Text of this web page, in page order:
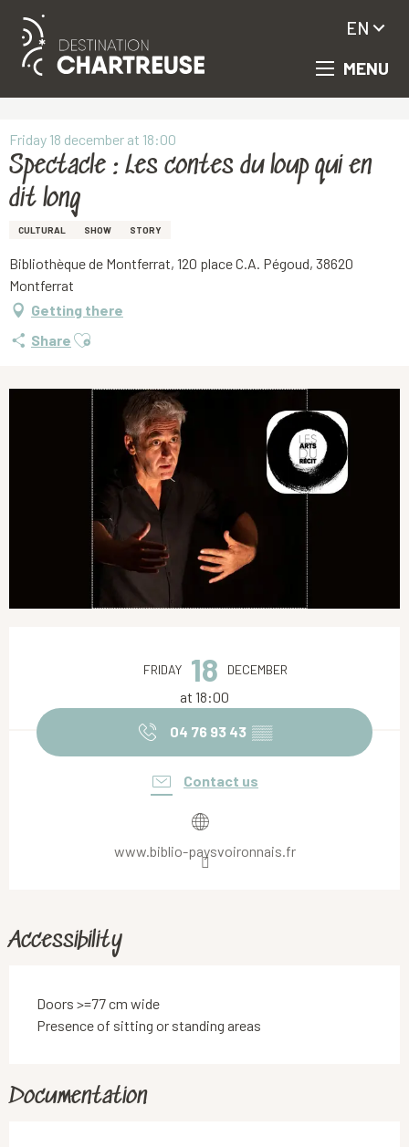
Aller
principal
MENU
EN
Friday 18 december at 18:00
Spectacle : Les contes du loup qui en
dit long
CULTURAL SHOW STORY
Bibliothèque de Montferrat, 120 place C.A. Pégoud, 38620
Montferrat
Getting there
Share Ajouter aux favoris
FRIDAY 18 DECEMBER
at 18:00
04 76 93 43 ▒▒
Contact us
www.biblio-paysvoironnais.fr
Accessibility
Doors >=77 cm wide
Presence of sitting or standing areas
Documentation